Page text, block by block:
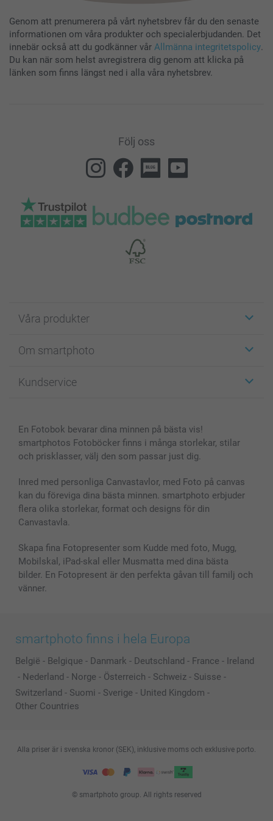
Genom att prenumerera på vårt nyhetsbrev får du den senaste
informationen om våra produkter och specialerbjudanden. Det
innebär också att du godkänner vår Allmänna integritetspolicy.
Du kan när som helst avregistrera dig genom att klicka på
länken som finns längst ned i alla våra nyhetsbrev.
Följ oss
Våra produkter
Fotokort
Fotoböcker
Skal till Mobil & Surfplatta
MyNameBook
Fotoramar & Tillbehör
Presentkort
Alla fotoprodukter
Om smartphoto
För affiliates
Sitemap
Villkor och garantier
Kundservice
smartbonus
Priser & betalning
En Fotobok bevarar dina minnen på bästa vis!
smartphotos Fotoböcker finns i många storlekar, stilar
och prisklasser, välj den som passar just dig.
Inred med personliga Canvastavlor, med Foto på canvas
kan du föreviga dina bästa minnen. smartphoto erbjuder
flera olika storlekar, format och designs för din
Canvastavla.
Skapa fina Fotopresenter som Kudde med foto, Mugg,
Mobilskal, iPad-skal eller Musmatta med dina bästa
bilder. En Fotopresent är den perfekta gåvan till familj och
vänner.
smartphoto finns i hela Europa
België - Belgique - Danmark - Deutschland - France - Ireland
- Nederland - Norge - Österreich - Schweiz - Suisse -
Switzerland - Suomi - Sverige - United Kingdom -
Other Countries
© smartphoto group. All rights reserved
Alla priser är i svenska kronor (SEK), inklusive moms och exklusive porto.